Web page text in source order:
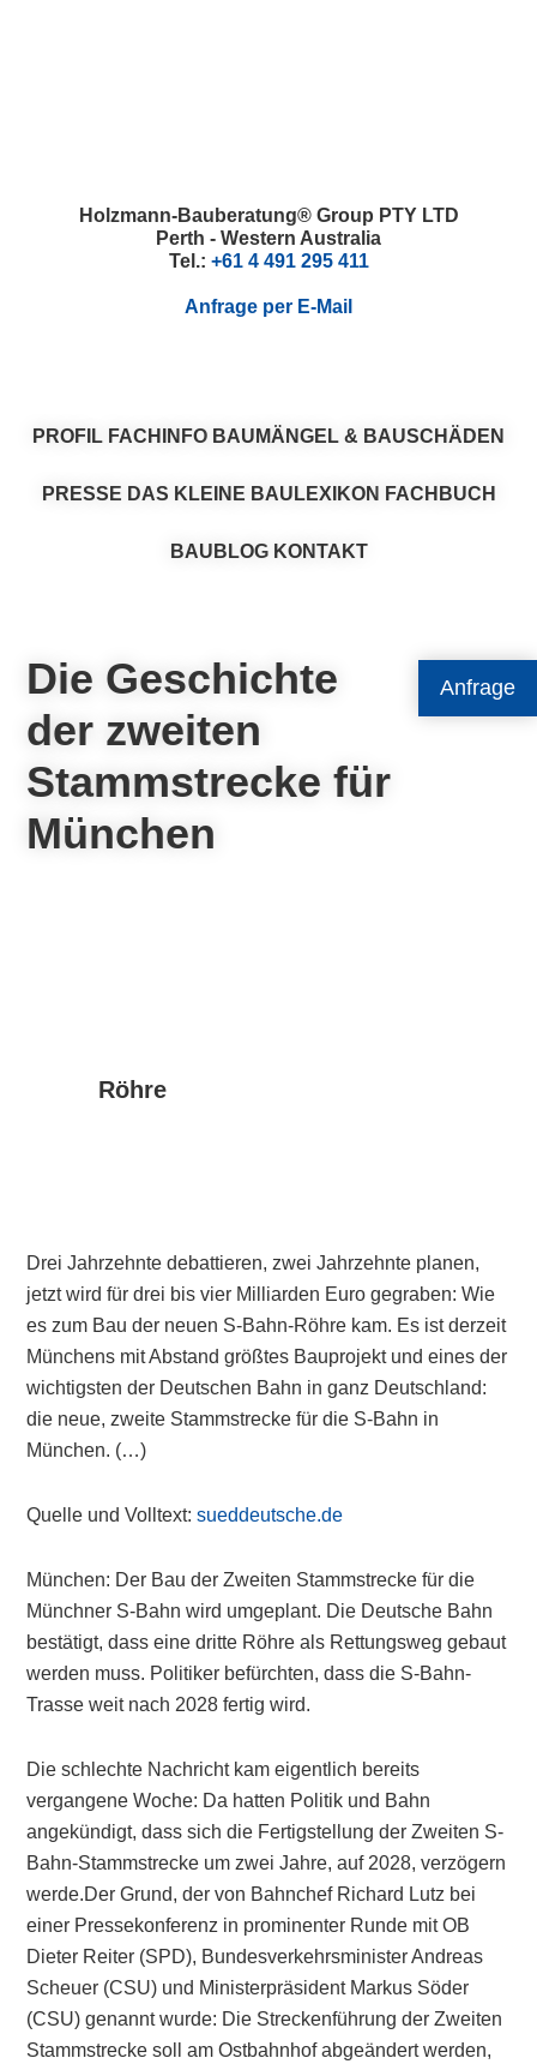
Anfrage
Holzmann-Bauberatung® Group PTY LTD
Perth - Western Australia
Tel.: +61 4 491 295 411
Anfrage per E-Mail
PROFIL FACHINFO BAUMÄNGEL & BAUSCHÄDEN
PRESSE DAS KLEINE BAULEXIKON FACHBUCH
BAUBLOG KONTAKT
Die Geschichte
der zweiten
Stammstrecke für
München
Röhre
Drei Jahrzehnte debattieren, zwei Jahrzehnte planen,
jetzt wird für drei bis vier Milliarden Euro gegraben: Wie
es zum Bau der neuen S-Bahn-Röhre kam. Es ist derzeit
Münchens mit Abstand größtes Bauprojekt und eines der
wichtigsten der Deutschen Bahn in ganz Deutschland:
die neue, zweite Stammstrecke für die S-Bahn in
München. (…)
Quelle und Volltext:sueddeutsche.de
München: Der Bau der Zweiten Stammstrecke für die
Münchner S-Bahn wird umgeplant. Die Deutsche Bahn
bestätigt, dass eine dritte Röhre als Rettungsweg gebaut
werden muss. Politiker befürchten, dass die S-Bahn-
Trasse weit nach 2028 fertig wird.
Die schlechte Nachricht kam eigentlich bereits
vergangene Woche: Da hatten Politik und Bahn
angekündigt, dass sich die Fertigstellung der Zweiten S-
Bahn-Stammstrecke um zwei Jahre, auf 2028, verzögern
werde.Der Grund, der von Bahnchef Richard Lutz bei
einer Pressekonferenz in prominenter Runde mit OB
Dieter Reiter (SPD), Bundesverkehrsminister Andreas
Scheuer (CSU) und Ministerpräsident Markus Söder
(CSU) genannt wurde: Die Streckenführung der Zweiten
Stammstrecke soll am Ostbahnhof abgeändert werden,